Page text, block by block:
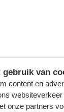
gebruik van
content en
onze partners